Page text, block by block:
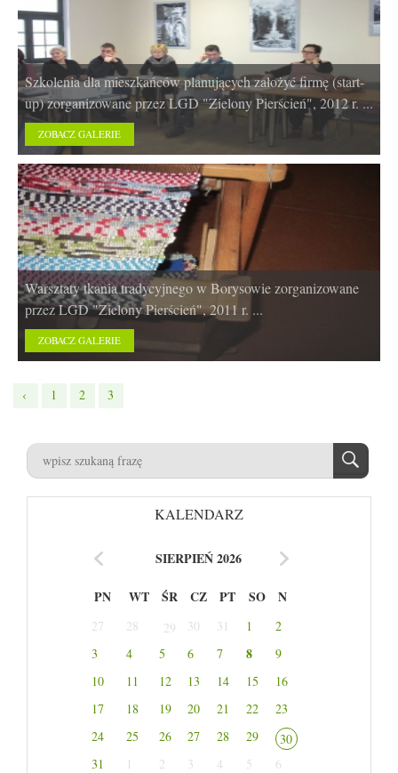
Szkolenia dla mieszkańców planujących założyć firmę (start-
up) zorganizowane przez LGD "Zielony Pierścień", 2012 r. ...
ZOBACZ GALERIE
Warsztaty tkania tradycyjnego w Borysowie zorganizowane
przez LGD "Zielony Pierścień", 2011 r. ...
ZOBACZ GALERIE
‹ 1 2 3
KALENDARZ
SIERPIEŃ 2026
PN WT ŚR CZ PT SO N
27 28 29 30 31 1
2
3
4 5 6 7 8
9
10
11 12 13 14 15
16
17
18 19 20 21 22
23
24
25 26 27 28 29
30
31
1 2 3 4 5 6